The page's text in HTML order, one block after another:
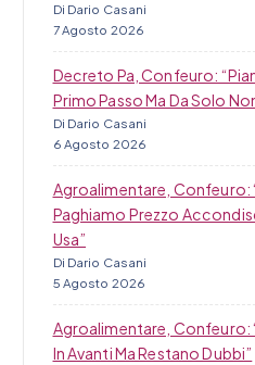
Di Dario Casani
7 Agosto 2026
Decreto Pa, Confeuro:
Primo Passo Ma Da Solo
Di Dario Casani
6 Agosto 2026
Agroalimentare, Confeuro:
Paghiamo Prezzo
Usa”
Di Dario Casani
5 Agosto 2026
Agroalimentare, Confeuro:
In Avanti Ma Restano Dubbi”